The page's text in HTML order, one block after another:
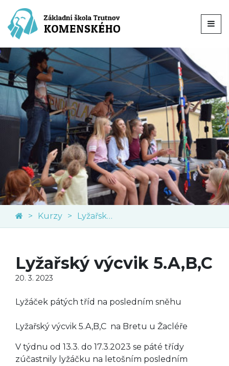
Kurzy Lyžařský kurz
Lyžařský výcvik 5.A,B,C
20. 3. 2023
Lyžáček pátých tříd na posledním sněhu
Lyžařský výcvik 5.A,B,C na Bretu u Žacléře
V týdnu od 13.3. do 17.3.2023 se páté třídy
zúčastnily lyžáčku na letošním posledním